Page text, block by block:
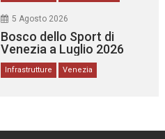
5 Agosto 2026
Bosco dello Sport di
Venezia a Luglio 2026
Infrastrutture Venezia